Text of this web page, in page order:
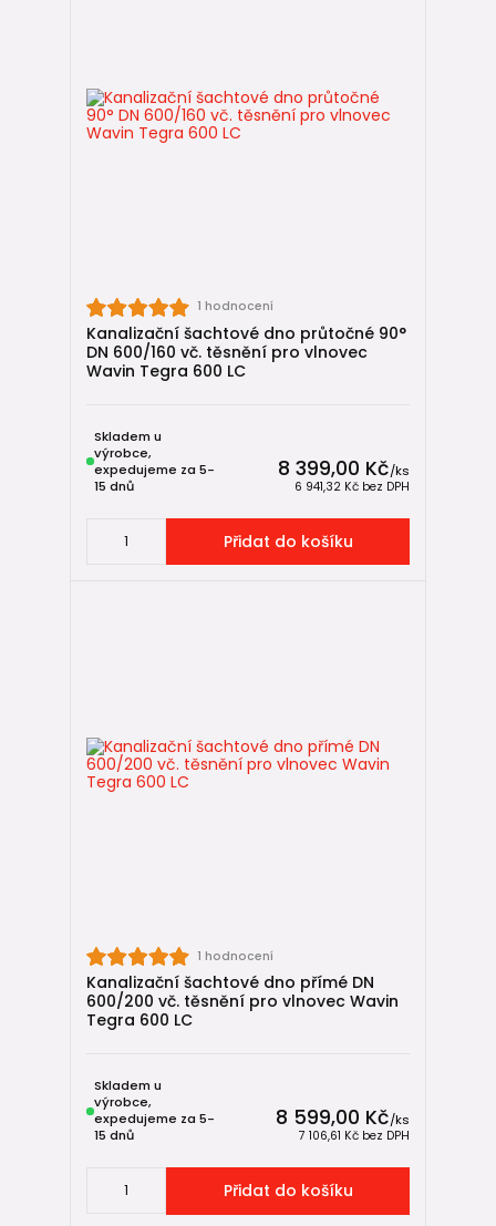
1 hodnocení
Kanalizační šachtové dno průtočné 90°
DN 600/160 vč. těsnění pro vlnovec
Wavin Tegra 600 LC
8 399,00 Kč/ks
6 941,32 Kč bez DPH
Skladem u
výrobce,
expedujeme za 5-
15 dnů
Přidat do košíku
1 hodnocení
Kanalizační šachtové dno přímé DN
600/200 vč. těsnění pro vlnovec Wavin
Tegra 600 LC
8 599,00 Kč/ks
7 106,61 Kč bez DPH
Skladem u
výrobce,
expedujeme za 5-
15 dnů
Přidat do košíku